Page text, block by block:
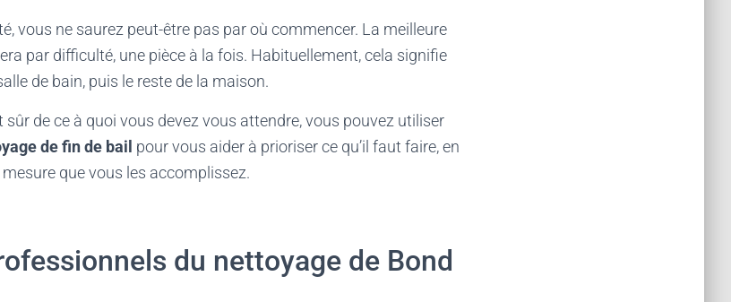
vous ne saurez peut-être pas par où commencer. La meilleure
par difficulté, une pièce à la fois. Habituellement, cela signifie
de bain, puis le reste de la maison.
sûr de ce à quoi vous devez vous attendre, vous pouvez utiliser
de fin de bail pour vous aider à prioriser ce qu’il faut faire, en
que vous les accomplissez.
du nettoyage de Bond